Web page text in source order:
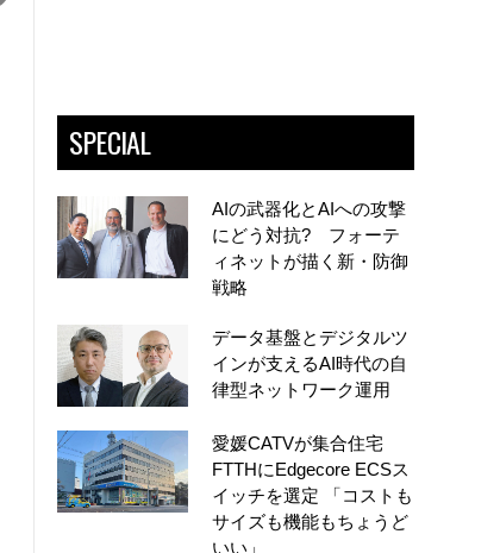
SPECIAL
AIの武器化とAIへの攻撃
にどう対抗? フォーテ
ィネットが描く新・防御
戦略
データ基盤とデジタルツ
インが支えるAI時代の自
律型ネットワーク運用
愛媛CATVが集合住宅
FTTHにEdgecore ECSス
イッチを選定 「コストも
サイズも機能もちょうど
いい」